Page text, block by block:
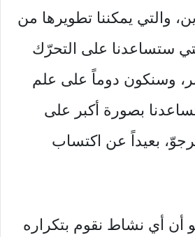
والتي يمكننا تطويرها من
ستساعدنا على التحرّك
وسنكون دوماً على علم
بصورة أكبر على
بعيداً عن اكتساب
أن أي نشاط نقوم بتكراره